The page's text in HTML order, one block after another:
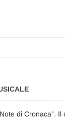
di Cronaca”. Il